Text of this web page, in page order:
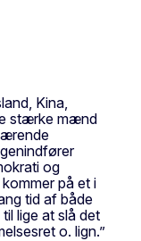
Kina,
stærke mænd
og
på et i
tid af både
lige at slå det
o. lign.”